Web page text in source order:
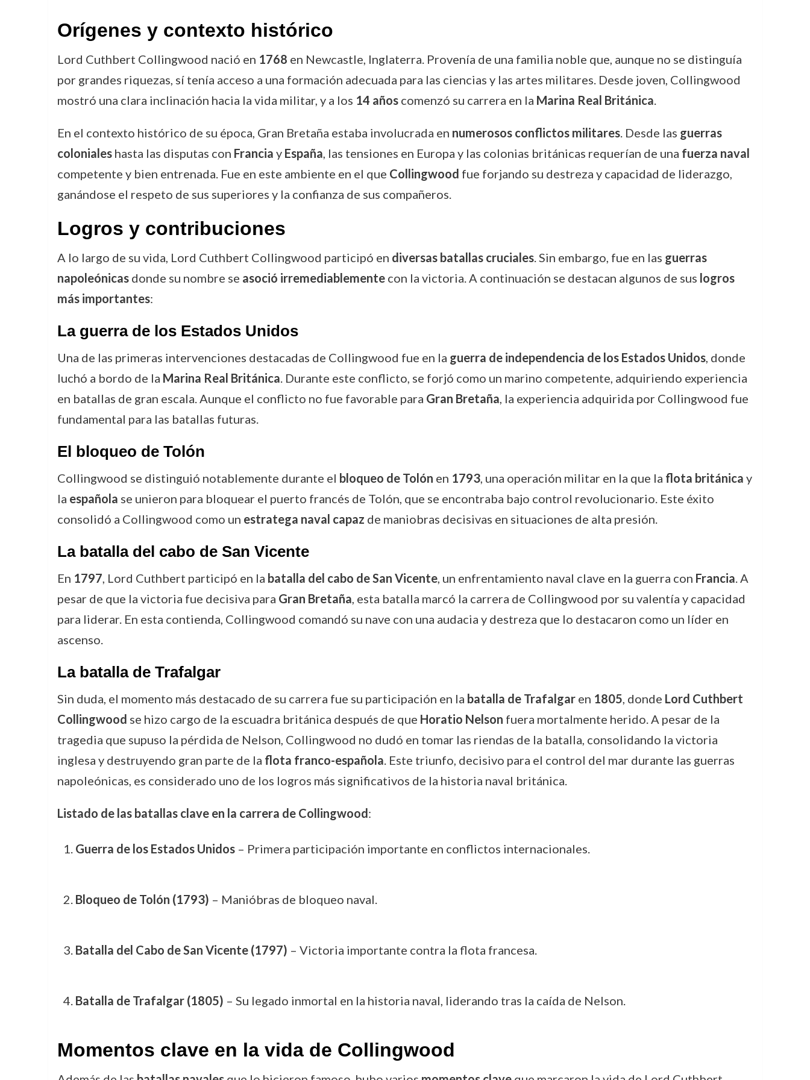
Orígenes y contexto histórico
Lord Cuthbert Collingwood nació en 1768 en Newcastle, Inglaterra. Provenía de una familia noble que, aunque no se distinguía
por grandes riquezas, sí tenía acceso a una formación adecuada para las ciencias y las artes militares. Desde joven, Collingwood
mostró una clara inclinación hacia la vida militar, y a los 14 añoscomenzó su carrera en la Marina Real Británica.
En el contexto histórico de su época, Gran Bretaña estaba involucrada en numerosos conflictos militares. Desde las guerras
colonialeshasta las disputas con Francia y España, las tensiones en Europa y las colonias británicas requerían de una fuerza naval
competente y bien entrenada. Fue en este ambiente en el que Collingwood fue forjando su destreza y capacidad de liderazgo,
ganándose el respeto de sus superiores y la confianza de sus compañeros.
Logros y contribuciones
A lo largo de su vida, Lord Cuthbert Collingwood participó en diversas batallas cruciales. Sin embargo, fue en las guerras
napoleónicasdonde su nombre se asoció irremediablementecon la victoria. A continuación se destacan algunos de sus logros
más importantes:
La guerra de los Estados Unidos
Una de las primeras intervenciones destacadas de Collingwood fue en la guerra de independencia de los Estados Unidos, donde
luchó a bordo de la Marina Real Británica. Durante este conflicto, se forjó como un marino competente, adquiriendo experiencia
en batallas de gran escala. Aunque el conflicto no fue favorable para Gran Bretaña, la experiencia adquirida por Collingwood fue
fundamental para las batallas futuras.
El bloqueo de Tolón
Collingwood se distinguió notablemente durante el bloqueo de Tolón en 1793, una operación militar en la que la flota británica y
la española se unieron para bloquear el puerto francés de Tolón, que se encontraba bajo control revolucionario. Este éxito
consolidó a Collingwood como un estratega naval capaz de maniobras decisivas en situaciones de alta presión.
La batalla del cabo de San Vicente
En 1797, Lord Cuthbert participó en la batalla del cabo de San Vicente, un enfrentamiento naval clave en la guerra con Francia. A
pesar de que la victoria fue decisiva para Gran Bretaña, esta batalla marcó la carrera de Collingwood por su valentía y capacidad
para liderar. En esta contienda, Collingwood comandó su nave con una audacia y destreza que lo destacaron como un líder en
ascenso.
La batalla de Trafalgar
Sin duda, el momento más destacado de su carrera fue su participación en la batalla de Trafalgaren 1805, donde Lord Cuthbert
Collingwood se hizo cargo de la escuadra británica después de que Horatio Nelson fuera mortalmente herido. A pesar de la
tragedia que supuso la pérdida de Nelson, Collingwood no dudó en tomar las riendas de la batalla, consolidando la victoria
inglesa y destruyendo gran parte de la flota franco-española. Este triunfo, decisivo para el control del mar durante las guerras
napoleónicas, es considerado uno de los logros más significativos de la historia naval británica.
Listado de las batallas clave en la carrera de Collingwood:
Guerra de los Estados Unidos– Primera participación importante en conflictos internacionales.
Bloqueo de Tolón (1793) – Manióbras de bloqueo naval.
Batalla del Cabo de San Vicente (1797) – Victoria importante contra la flota francesa.
Batalla de Trafalgar (1805) – Su legado inmortal en la historia naval, liderando tras la caída de Nelson.
Momentos clave en la vida de Collingwood